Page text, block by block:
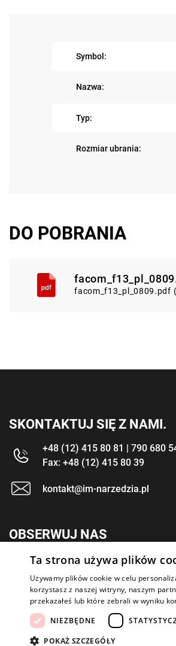
Symbol:
Nazwa:
Typ:
Rozmiar ubrania:
DO POBRANIA
facom_f13_pl_0809.pdf
SKONTAKTUJ SIĘ Z NAMI.
+48 (12) 415 80 81 | 790 680
Fax: +48 (12) 415 80 39
kontakt@im-narzedzia.pl
OBSERWUJ NAS
Copyright 2026: IM Kraków
Ta strona używa plików
Używamy plików cookie w celu
korzystasz z naszej witryny, naszym
przekazałeś lub które zebrali w wyniku
NIEZBĘDNE
POKAŻ SZCZEGÓŁY